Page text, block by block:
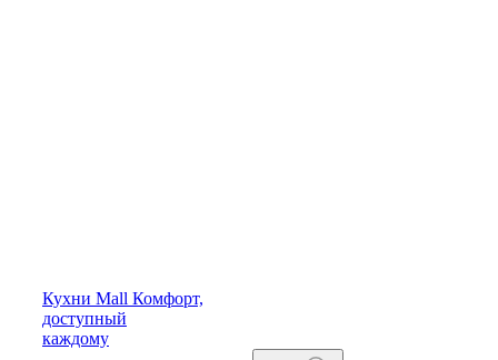
Кухни Mall Комфорт,
доступный
каждому